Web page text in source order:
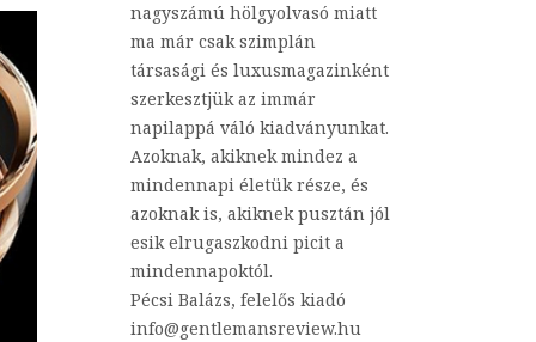
nagyszámú hölgyolvasó miatt
ma már csak szimplán
társasági és luxusmagazinként
szerkesztjük az immár
napilappá váló kiadványunkat.
Azoknak, akiknek mindez a
mindennapi életük része, és
azoknak is, akiknek pusztán jól
esik elrugaszkodni picit a
mindennapoktól.
Pécsi Balázs, felelős kiadó
info@gentlemansreview.hu